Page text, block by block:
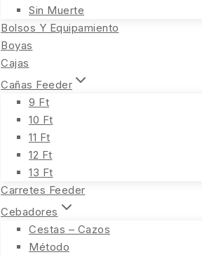
Sin Muerte
Bolsos Y Equipamiento
Boyas
Cajas
Cañas Feeder
9 Ft
10 Ft
11 Ft
12 Ft
13 Ft
Carretes Feeder
Cebadores
Cestas – Cazos
Método